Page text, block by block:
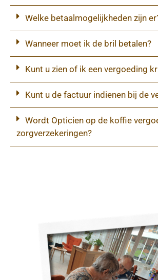
Welke betaalmogelijkheden zijn
Wanneer moet ik de bril betalen?
Kunt u zien of ik een vergoeding
Kunt u de factuur indienen bij de
Wordt Opticien op de koffie
zorgverzekeringen?